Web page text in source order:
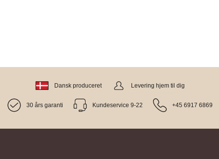
Dansk produceret Levering hjem til dig
30 års garanti Kundeservice 9-22 +45 6917 6869